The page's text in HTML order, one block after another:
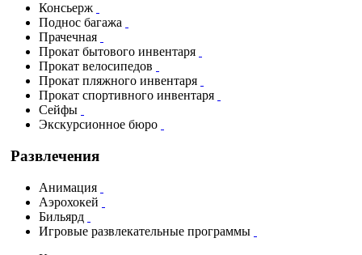
Консьерж
Поднос багажа
Прачечная
Прокат бытового инвентаря
Прокат велосипедов
Прокат пляжного инвентаря
Прокат спортивного инвентаря
Сейфы
Экскурсионное бюро
Развлечения
Анимация
Аэрохокей
Бильярд
Игровые развлекательные программы